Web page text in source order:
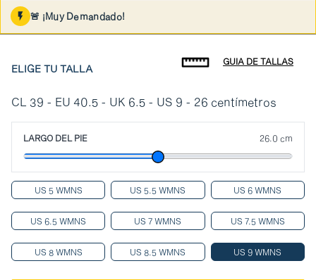
🚨 ¡Muy Demandado!
ELIGE TU TALLA
GUIA DE TALLAS
CL 39 - EU 40.5 - UK 6.5 - US 9 - 26 centímetros
LARGO DEL PIE 26.0 cm
US 5 WMNS US 5.5 WMNS US 6 WMNS
US 6.5 WMNS US 7 WMNS US 7.5 WMNS
US 8 WMNS US 8.5 WMNS US 9 WMNS